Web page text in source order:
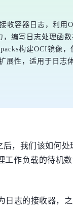
收容器日志，利
，编写日志处理函
构建OCI镜像
展性，适用于日志
，我们该如何
工作负载的待机
日志的接收器，